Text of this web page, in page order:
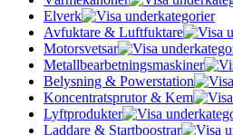
Elverk
Avfuktare & Luftfuktare
Motorsvetsar
Metallbearbetningsmaskiner
Belysning & Powerstation
Koncentratsprutor & Kem
Lyftprodukter
Laddare & Startboostrar